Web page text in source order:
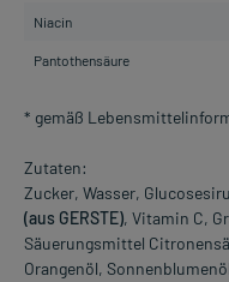
Niacin
Pantothensäure
* gemäß
Zutaten:
Zucker, Wasser,
(aus GERSTE), Vitamin C,
Säuerungsmittel
Orangenöl,